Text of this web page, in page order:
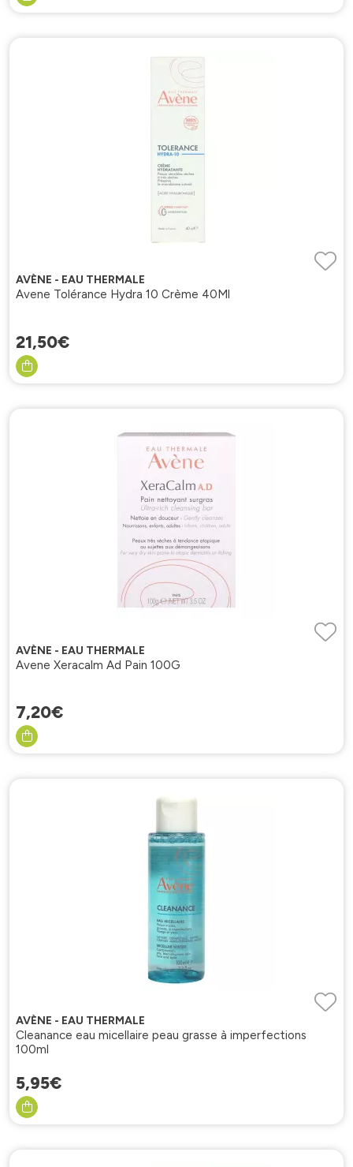
AVÈNE - EAU THERMALE
Avene Tolérance Hydra 10 Crème 40Ml
21,50€
AVÈNE - EAU THERMALE
Avene Xeracalm Ad Pain 100G
7,20€
AVÈNE - EAU THERMALE
Cleanance eau micellaire peau grasse à imperfections
100ml
5,95€